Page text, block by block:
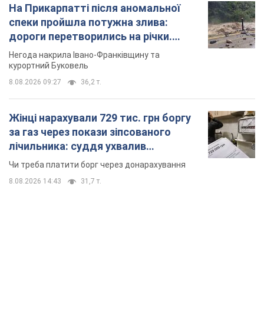
неочікуване рішення
Чи треба платити борг через донарахування
8.08.2026 14:43 31,7 т.